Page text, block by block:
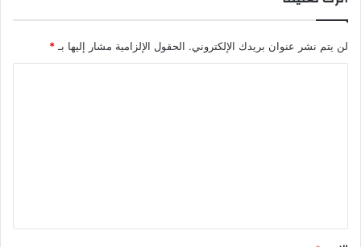
لن يتم نشر عنوان بريدك الإلكتروني. الحقول الإلزامية مشار إليها بـ *
*